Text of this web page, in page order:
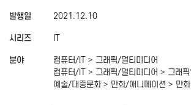
발행일 2021.12.10
시리즈
분야
컴퓨터/IT > 그래픽/멀티미디어
컴퓨터/IT > 그래픽/멀티미디어 > 그래
예술/대중문화 > 만화/애니메이션 > 만